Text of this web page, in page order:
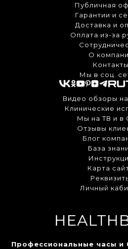
Публичная
Гарантии и
Доставка и
Оплата из-за
О
Контакты
Мы в соц.
Профессиональные часы и
Видео обзоры
Клинические
Мы на ТВ и в
Отзывы
Блог
База
Карта
Личный